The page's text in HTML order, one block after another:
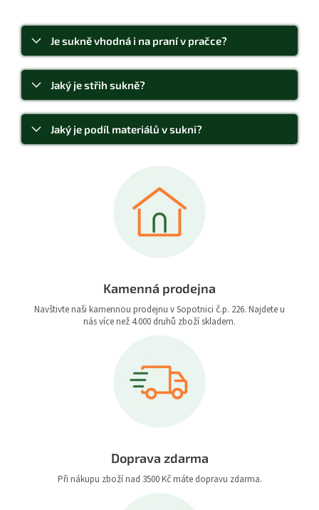
Je sukně vhodná i na praní v pračce?
Jaký je střih sukně?
Jaký je podíl materiálů v sukni?
Kamenná prodejna
Navštivte naši kamennou prodejnu v Sopotnici č.p. 226. Najdete u
nás více než 4.000 druhů zboží skladem.
Doprava zdarma
Při nákupu zboží nad 3500 Kč máte dopravu zdarma.